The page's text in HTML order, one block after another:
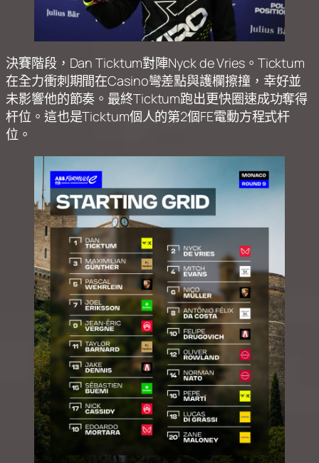
決賽階段，Dan Ticktum對陣Nyck de Vries。Ticktum
在全力衝刺期間在Casino彎差點與護欄擦撞，幸好並
未影響他的節奏。最終Ticktum跑出更快圈速成功奪得
杆位。這也是Ticktum個人的第2個FE電動方程式杆
位。